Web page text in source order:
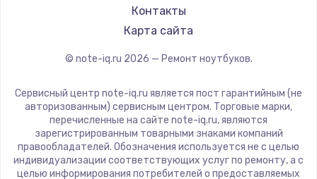
LG
Panasonic
ZTE
Hiper
Evga
Google
Контакты
Карта сайта
© note-iq.ru 2026 — Ремонт ноутбуков.
Сервисный центр note-iq.ru является пост гарантийным (не
авторизованным) сервисным центром. Торговые марки,
перечисленные на сайте note-iq.ru, являются
зарегистрированным товарными знаками компаний
правообладателей. Обозначения используется не с целью
индивидуализации соответствующих услуг по ремонту, а с
целью информирования потребителей о предоставляемых